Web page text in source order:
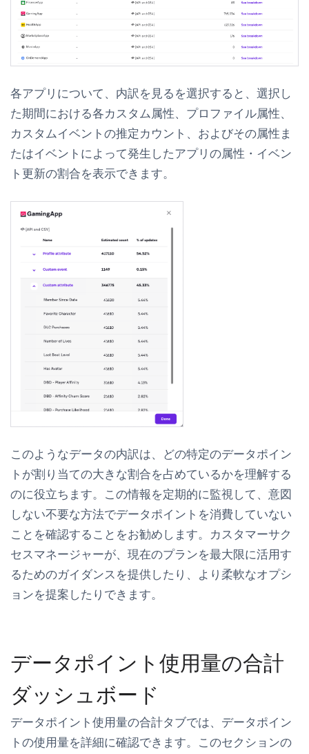
各アプリについて、 内訳を見るを選択すると、選択し
た期間における各カスタム属性、プロファイル属性、
カスタムイベントの推定カウント、およびその属性ま
たはイベントによって発生したアプリの属性・イベン
ト更新の割合を表示できます。
このようなデータの内訳は、どの特定のデータポイン
トが割り当ての大きな割合を占めているかを理解する
のに役立ちます。この情報を定期的に監視して、意図
しない不要な方法でデータポイントを消費していない
ことを確認することをお勧めします。カスタマーサク
セスマネージャーが、現在のプランを最大限に活用す
るためのガイダンスを提供したり、より柔軟なオプシ
ョンを提案したりできます。
データポイント使用量の合計
ダッシュボード
データポイント使用量の合計タブでは、データポイン
トの使用量を詳細に確認できます。このセクションの